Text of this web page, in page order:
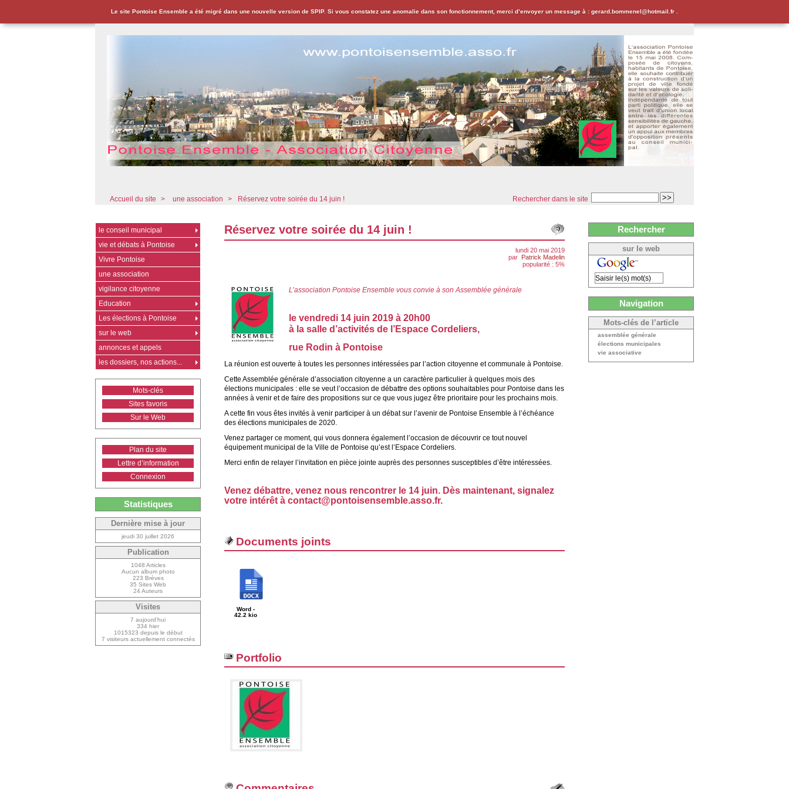
Le site Pontoise Ensemble a été migré dans une nouvelle version de SPIP. Si vous constatez une anomalie dans son fonctionnement, merci d’envoyer un message à : gerard.bommenel@hotmail.fr .
Rechercher dans le site
Accueil du site > une association > Réservez votre soirée du 14 juin !
Réservez votre soirée du 14 juin !
lundi 20 mai 2019
par Patrick Madelin
popularité : 5%
L’association Pontoise Ensemble vous convie à son Assemblée générale
le vendredi 14 juin 2019 à 20h00
à la salle d’activités de l’Espace Cordeliers,
rue Rodin à Pontoise
La réunion est ouverte à toutes les personnes intéressées par l’action citoyenne et communale à Pontoise.
Cette Assemblée générale d’association citoyenne a un caractère particulier à quelques mois des
élections municipales : elle se veut l’occasion de débattre des options souhaitables pour Pontoise dans les
années à venir et de faire des propositions sur ce que vous jugez être prioritaire pour les prochains mois.
A cette fin vous êtes invités à venir participer à un débat sur l’avenir de Pontoise Ensemble à l’échéance
des élections municipales de 2020.
Venez partager ce moment, qui vous donnera également l’occasion de découvrir ce tout nouvel
équipement municipal de la Ville de Pontoise qu’est l’Espace Cordeliers.
Merci enfin de relayer l’invitation en pièce jointe auprès des personnes susceptibles d’être intéressées.
Venez débattre, venez nous rencontrer le 14 juin. Dès maintenant, signalez
votre intérêt à contact@pontoisensemble.asso.fr.
Documents joints
Word -
42.2 kio
Portfolio
le conseil municipal
vie et débats à Pontoise
Vivre Pontoise
une association
vigilance citoyenne
Education
Les élections à Pontoise
sur le web
annonces et appels
les dossiers, nos actions...
Mots-clés
Sites favoris
Sur le Web
Plan du site
Lettre d’information
Connexion
Statistiques
Dernière mise à jour
jeudi 30 juillet 2026
Publication
1048 Articles
Aucun album photo
223 Brèves
35 Sites Web
24 Auteurs
Visites
7 aujourd’hui
334 hier
1015323 depuis le début
7 visiteurs actuellement connectés
Rechercher
sur le web
Navigation
Mots-clés de l’article
assemblée générale
élections municipales
vie associative